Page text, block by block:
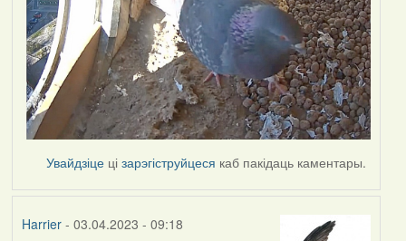
Увайдзіце цізарэгіструйцеся каб пакідаць каментары.
Harrier- 03.04.2023 - 09:18